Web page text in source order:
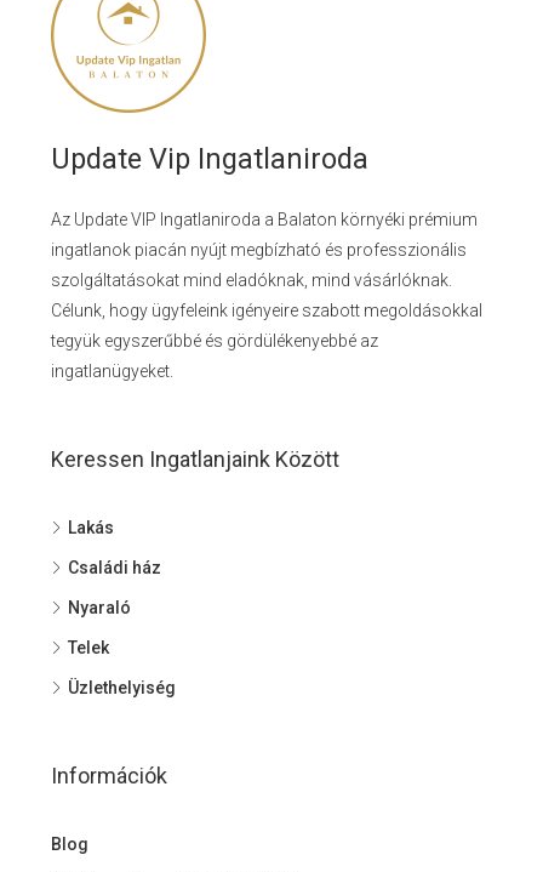
Update Vip Ingatlaniroda
Az Update VIP Ingatlaniroda a Balaton környéki prémium
ingatlanok piacán nyújt megbízható és professzionális
szolgáltatásokat mind eladóknak, mind vásárlóknak.
Célunk, hogy ügyfeleink igényeire szabott megoldásokkal
tegyük egyszerűbbé és gördülékenyebbé az
ingatlanügyeket.
Keressen Ingatlanjaink Között
Lakás
Családi ház
Nyaraló
Telek
Üzlethelyiség
Információk
Blog